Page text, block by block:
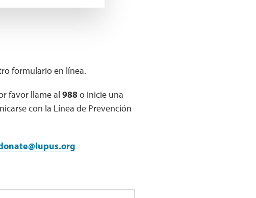
formulario en línea.
favor llame al 988o inicie una
con la Línea de Prevención